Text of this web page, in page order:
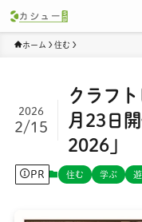
ホーム 住む
クラフ
月23日
2026」
2026
2/15
PR 住む 学ぶ